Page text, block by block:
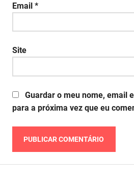
Email *
Site
Guardar o meu nome, email
para a próxima vez que eu